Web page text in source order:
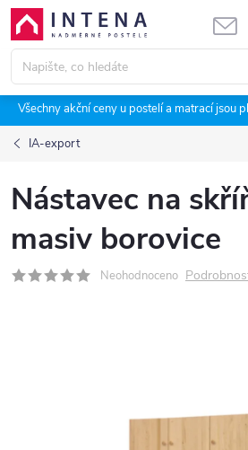
Přejít
obsah
Všechny akční ceny u postelí a matrací jsou
IA-export
Nástavec na
masiv borovice
Neohodnoceno